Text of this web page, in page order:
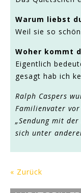
Warum liebst
Weil sie so
Woher kommt
Eigentlich
gesagt hab ich
Ralph Caspers
Familienvater
„Sendung mit
sich unter
« Zurück